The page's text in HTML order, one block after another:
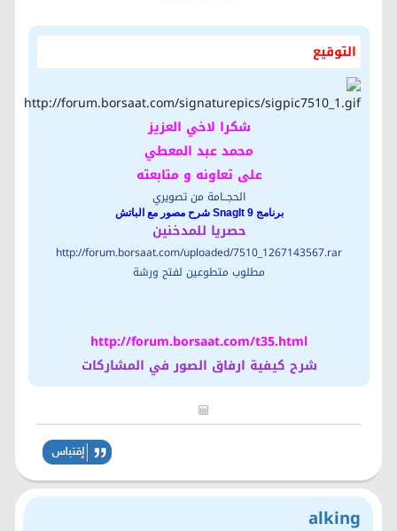
التوقيع
شكرا لاخي العزيز
محمد عبد المعطي
على تعاونه و متابعته
الحجــامة من تصويري
برنامج SnagIt 9 شرح مصور مع الباتش
حصريا للمدخنين
http://forum.borsaat.com/uploaded/7510_1267143567.rar
مطلوب متطوعين لفتح ورشة
http://forum.borsaat.com/t35.html
شرح كيفية ارفاق الصور في المشاركات
alking